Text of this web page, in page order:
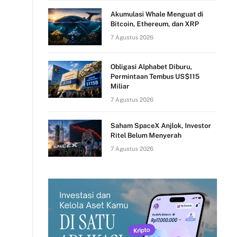
Akumulasi Whale Menguat di
Bitcoin, Ethereum, dan XRP
7 Agustus 2026
Obligasi Alphabet Diburu,
Permintaan Tembus US$115
Miliar
7 Agustus 2026
Saham SpaceX Anjlok, Investor
Ritel Belum Menyerah
7 Agustus 2026